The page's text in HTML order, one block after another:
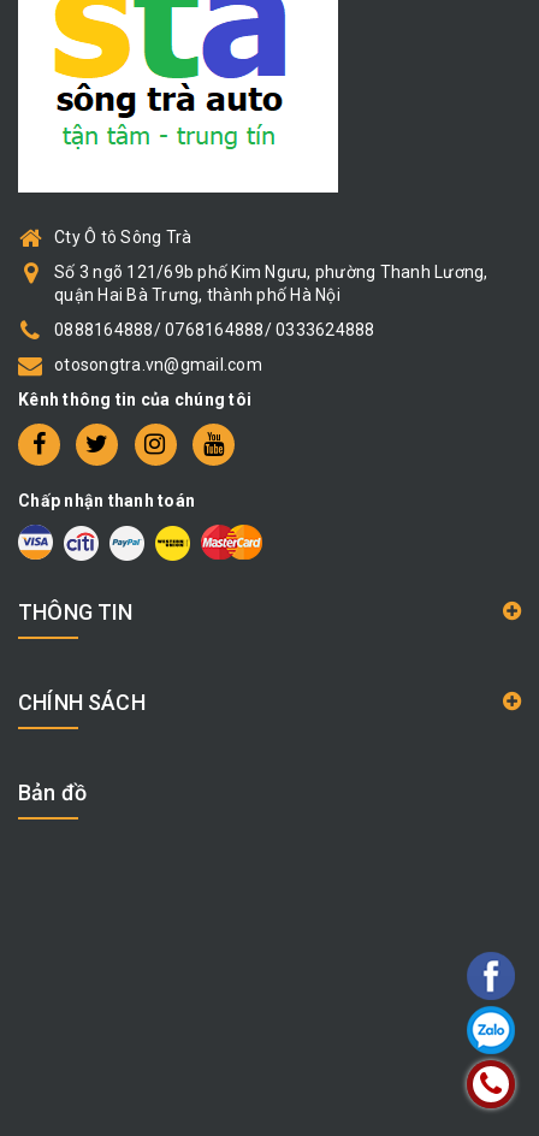
Cty Ô tô Sông Trà
Số 3 ngõ 121/69b phố Kim Ngưu, phường Thanh Lương,
quận Hai Bà Trưng, thành phố Hà Nội
0888164888/ 0768164888/ 0333624888
otosongtra.vn@gmail.com
Kênh thông tin của chúng tôi
Chấp nhận thanh toán
THÔNG TIN
CHÍNH SÁCH
Bản đồ